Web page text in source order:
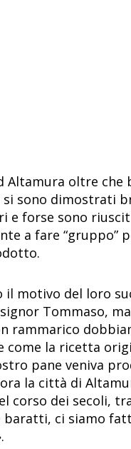
Altamura oltre che
sono dimostrati
e forse sono
a fare “gruppo”
il motivo del loro
Tommaso,
rammarico
come la ricetta
pane veniva
la città di
corso dei secoli,
baratti, ci siamo